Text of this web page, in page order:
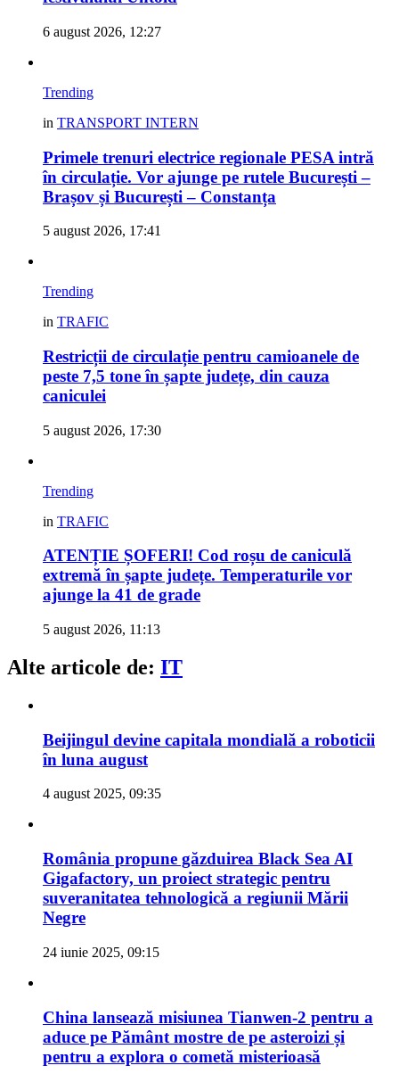
6 august 2026, 12:27
Trending
in TRANSPORT INTERN
Primele trenuri electrice regionale PESA intră
în circulație. Vor ajunge pe rutele București –
Brașov și București – Constanța
5 august 2026, 17:41
Trending
in TRAFIC
Restricții de circulație pentru camioanele de
peste 7,5 tone în șapte județe, din cauza
caniculei
5 august 2026, 17:30
Trending
in TRAFIC
ATENȚIE ȘOFERI! Cod roșu de caniculă
extremă în șapte județe. Temperaturile vor
ajunge la 41 de grade
5 august 2026, 11:13
Alte articole de: IT
Beijingul devine capitala mondială a roboticii
în luna august
4 august 2025, 09:35
România propune găzduirea Black Sea AI
Gigafactory, un proiect strategic pentru
suveranitatea tehnologică a regiunii Mării
Negre
24 iunie 2025, 09:15
China lansează misiunea Tianwen-2 pentru a
aduce pe Pământ mostre de pe asteroizi și
pentru a explora o cometă misterioasă